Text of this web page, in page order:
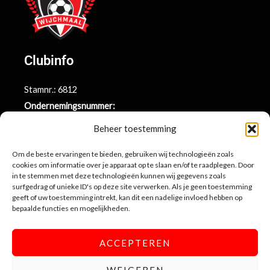
Beheer toestemming
Om de beste ervaringen te bieden, gebruiken wij technologieën zoals
cookies om informatie over je apparaat op te slaan en/of te raadplegen. Door
in te stemmen met deze technologieën kunnen wij gegevens zoals
surfgedrag of unieke ID's op deze site verwerken. Als je geen toestemming
geeft of uw toestemming intrekt, kan dit een nadelige invloed hebben op
bepaalde functies en mogelijkheden.
ACCEPTEREN
Clubinfo
Stamnr.: 6812
Ondernemingsnummer:
BE71 9731 6439 9169
Contactinformatie